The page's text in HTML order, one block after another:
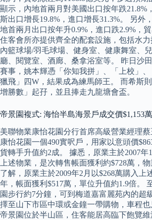
顯示，內地首兩月對美國出口按年跌21.8%
斯出口增長19.8%，進口增長31.3%。 另外
地首兩月出口按年升0.9%，進口跌2.9%，貿
住客會所亦提供齊全的配套設施，包括水
內籃球場/羽毛球場、健身室、健康舞室、
廳、閱覽室、酒廊、桑拿浴室等。 昨日沙
賽事，姚本輝憑「你知我拼」、「上校」
獵飛」四W，結果成為練馬師王。 而希斯
增勝數」起孖，並且捧走九龍塘會盃。
帝景園複式: 海怡半島海景戶成交價$1,153
美聯物業康怡花園分行首席高級營業經理
康怡花園一個490實呎戶，用家以意頭價
貨轉手升值約2成。 據悉，原業主於2007年
上述物業，是次轉售帳面獲利約$728萬，
了解，原業主於2009年2月以$268萬購入上
年，帳面獲利$517萬，單位升值約1.9倍。
園步行約7分鐘，可到梅道嘉富麗苑內的超
擇至山下市區中環或金鐘一帶購物，車程也
帝景園位於半山區，住客能居高臨下飽覽